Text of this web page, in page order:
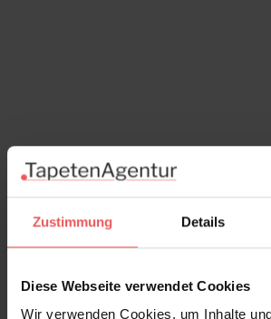
Zustimmung Details
Diese Webseite verwendet Cookies
Wir verwenden Cookies, um Inhalte
Revive lines, col. 01